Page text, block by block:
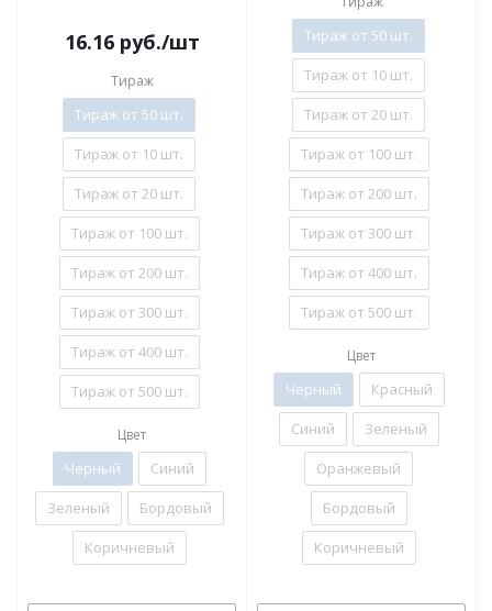
16.16руб./шт
Тираж
Тираж от 50 шт.
Тираж от 10 шт.
Тираж от 20 шт.
Тираж от 100 шт.
Тираж от 200 шт.
Тираж от 300 шт.
Тираж от 400 шт.
Тираж от 500 шт.
Цвет
Черный
Синий
Зеленый
Бордовый
Коричневый
Тираж от 50 шт.
Тираж от 10 шт.
Тираж от 20 шт.
Тираж от 100 шт.
Тираж от 200 шт.
Тираж от 300 шт.
Тираж от 400 шт.
Тираж от 500 шт.
Цвет
Черный
Красный
Синий
Зеленый
Оранжевый
Бордовый
Коричневый